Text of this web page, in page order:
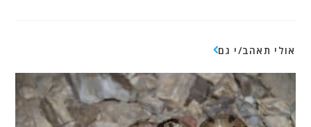
אולי תאהב/י גם